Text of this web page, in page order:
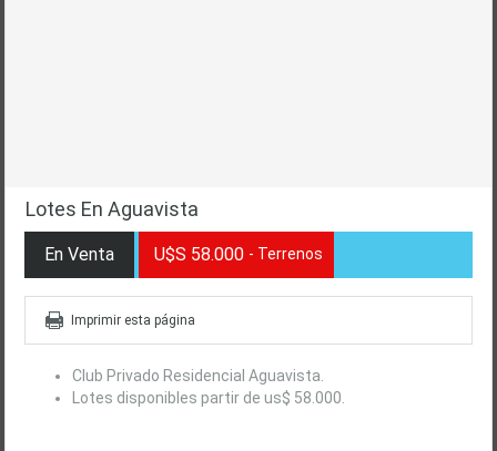
Lotes En Aguavista
En Venta U$S 58.000 - Terrenos
Imprimir esta página
Club Privado Residencial Aguavista.
Lotes disponibles partir de us$ 58.000.